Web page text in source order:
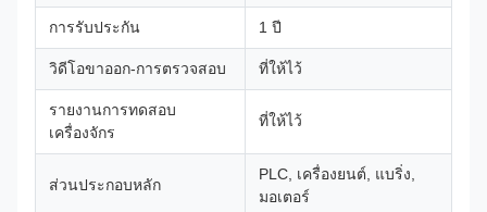
การรับประกัน 1 ปี
วิดีโอขาออก-การตรวจสอบ ที่ให้ไว้
รายงานการทดสอบ
เครื่องจักร
ที่ให้ไว้
ส่วนประกอบหลัก
PLC, เครื่องยนต์, แบริ่ง,
มอเตอร์